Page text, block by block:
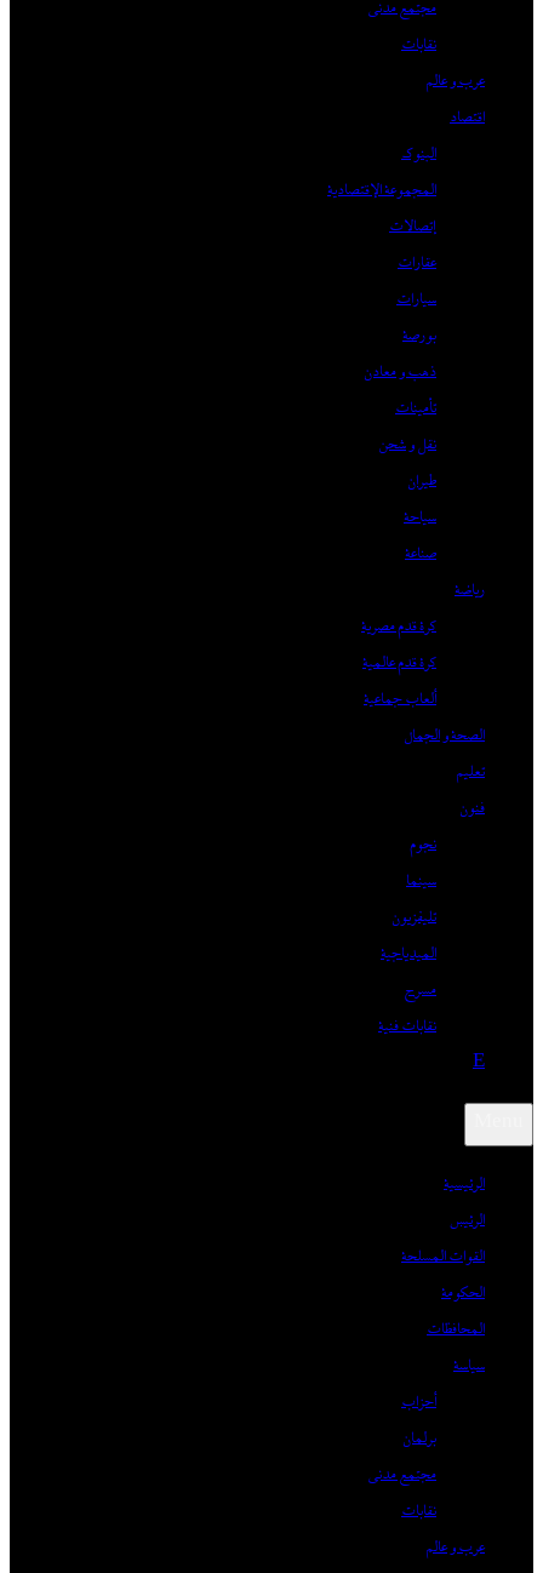
مجتمع مدني
نقابات
عرب و عالم
اقتصاد
البنوك
المجموعة الإقتصادية
إتصالات
عقارات
سيارات
بورصة
ذهب و معادن
تأمينات
نقل و شحن
طيران
سياحة
صناعة
رياضة
كرة قدم مصرية
كرة قدم عالمية
ألعاب جماعية
الصحة و الجمال
تعليم
فنون
نجوم
سينما
تليفزيون
الميدياجية
مسرح
نقابات فنية
E
الرئيسية
الرئيس
القوات المسلحة
الحكومة
المحافظات
سياسة
أحزاب
برلمان
مجتمع مدني
نقابات
عرب و عالم